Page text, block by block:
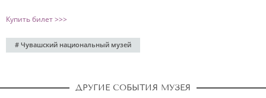
Купить билет >>>
# Чувашский национальный музей
ДРУГИЕ СОБЫТИЯ МУЗЕЯ